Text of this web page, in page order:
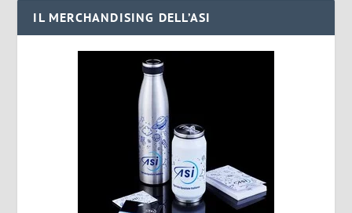
IL MERCHANDISING DELL’ASI